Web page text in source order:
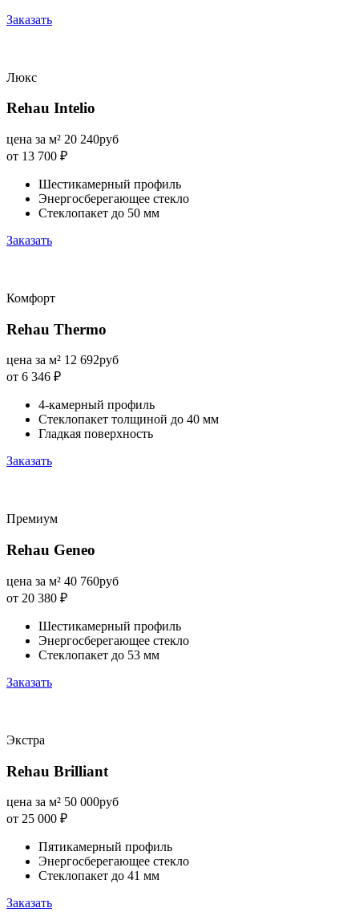
Заказать
Люкс
Rehau Intelio
цена за м² 20 240руб
от 13 700 ₽
Шестикамерный профиль
Энергосберегающее стекло
Стеклопакет до 50 мм
Заказать
Комфорт
Rehau Thermo
цена за м² 12 692руб
от 6 346 ₽
4-камерный профиль
Стеклопакет толщиной до 40 мм
Гладкая поверхность
Заказать
Премиум
Rehau Geneo
цена за м² 40 760руб
от 20 380 ₽
Шестикамерный профиль
Энергосберегающее стекло
Стеклопакет до 53 мм
Заказать
Экстра
Rehau Brilliant
цена за м² 50 000руб
от 25 000 ₽
Пятикамерный профиль
Энергосберегающее стекло
Стеклопакет до 41 мм
Заказать